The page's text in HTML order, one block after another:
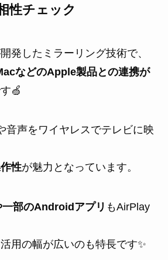
性チェック
発したミラーリング技術で、
などのApple製品との連携が
🍏
音声をワイヤレスでテレビに映
性が魅力となっています。
部のAndroidアプリ もAirPlay
用の幅が広いのも特長です✨